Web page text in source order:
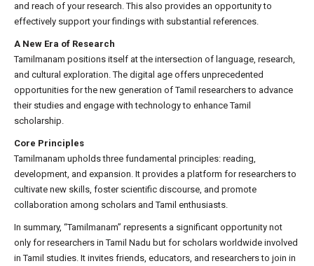
and reach of your research. This also provides an opportunity to
effectively support your findings with substantial references.
A New Era of Research
Tamilmanam positions itself at the intersection of language, research,
and cultural exploration. The digital age offers unprecedented
opportunities for the new generation of Tamil researchers to advance
their studies and engage with technology to enhance Tamil
scholarship.
Core Principles
Tamilmanam upholds three fundamental principles: reading,
development, and expansion. It provides a platform for researchers to
cultivate new skills, foster scientific discourse, and promote
collaboration among scholars and Tamil enthusiasts.
In summary, “Tamilmanam” represents a significant opportunity not
only for researchers in Tamil Nadu but for scholars worldwide involved
in Tamil studies. It invites friends, educators, and researchers to join in